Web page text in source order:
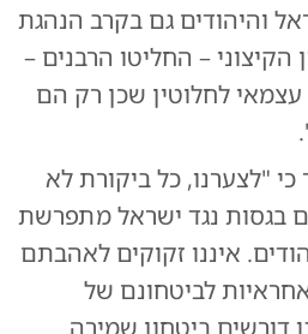
והיהודים גם בקרב הנהגת
– החליטו הרבנים –
עצמאי לחלוטין שכן רק הם
כי "לצערנו, כל ביקורת לא
בגסות נגד ישראל מתפרשת
איננו זקוקים לאהבתם
לביטחונם של
דורשים ביטחון שמירה